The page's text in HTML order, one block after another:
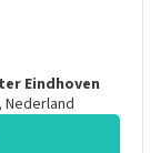
Eindhoven
Nederland